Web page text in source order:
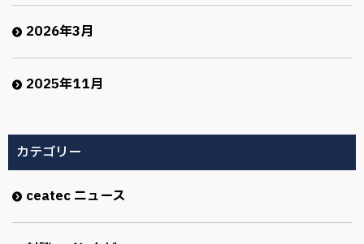
2026年3月
2025年11月
カテゴリー
ceatec ニュース